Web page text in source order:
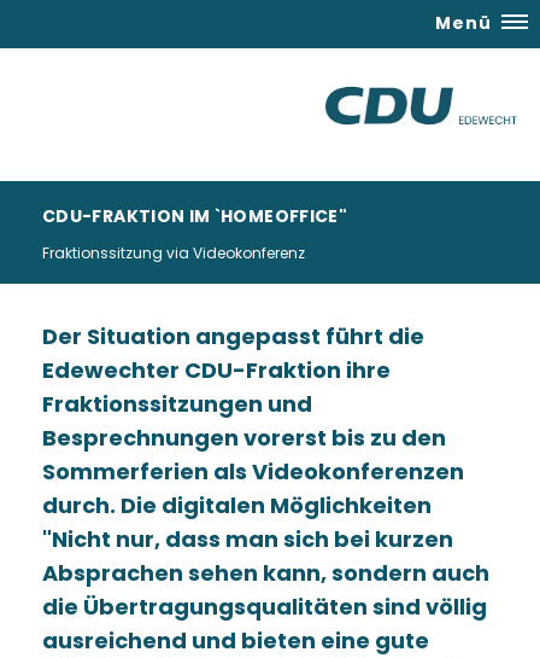
Menü
CDU-FRAKTION IM `HOMEOFFICE"
Fraktionssitzung via Videokonferenz
Der Situation angepasst führt die
Edewechter CDU-Fraktion ihre
Fraktionssitzungen und
Besprechnungen vorerst bis zu den
Sommerferien als Videokonferenzen
durch. Die digitalen Möglichkeiten
"Nicht nur, dass man sich bei kurzen
Absprachen sehen kann, sondern auch
die Übertragungsqualitäten sind völlig
ausreichend und bieten eine gute